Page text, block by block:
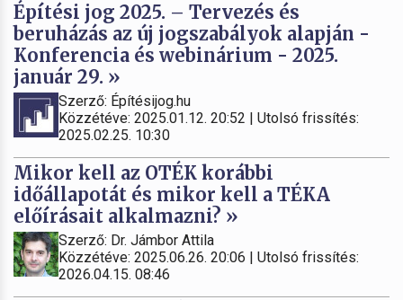
Építési jog 2025. – Tervezés és
beruházás az új jogszabályok alapján -
Konferencia és webinárium - 2025.
január 29. »
Szerző: Építésijog.hu
Közzétéve: 2025.01.12. 20:52 | Utolsó frissítés:
2025.02.25. 10:30
Mikor kell az OTÉK korábbi
időállapotát és mikor kell a TÉKA
előírásait alkalmazni? »
Szerző: Dr. Jámbor Attila
Közzétéve: 2025.06.26. 20:06 | Utolsó frissítés:
2026.04.15. 08:46